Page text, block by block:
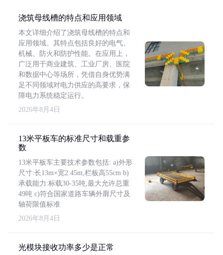
浇筑母线槽的特点和应用领域
本文详细介绍了浇筑母线槽的特点和
应用领域。其特点包括良好的电气、
机械、防火和防护性能。在应用上，
广泛用于商业建筑、工业厂房、医院
和数据中心等场所，凭借自身优势满
足不同领域对电力供应的高要求，保
障电力系统稳定运行。
2026年8月4日
13米平板车的标准尺寸和载重参
数
13米平板车主要技术参数包括: a)外形
尺寸:长13m×宽2.45m,栏板高55cm b)
承载能力:标载30-35吨,最大允许总重
49吨 c)符合国家道路车辆外廓尺寸及
轴荷限值标准
2026年8月4日
光模块接收功率多少是正常